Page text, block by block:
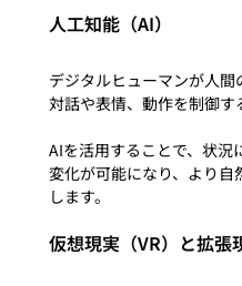
人工知能（AI）
デジタルヒューマンが人
対話や表情、動作を制御す
AIを活用することで、状況
変化が可能になり、より
仮想現実（VR）と拡張